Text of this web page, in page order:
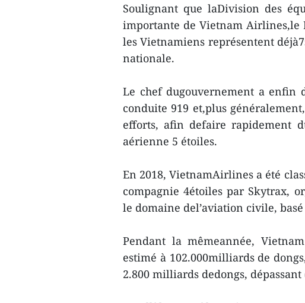
Soulignant que laDivision des
importante de Vietnam Airlines,le
les Vietnamiens représentent
nationale.
Le chef dugouvernement a enfin
conduite 919 et,plus
efforts, afin defaire rapidement
aérienne 5 étoiles.
En 2018, VietnamAirlines a été
compagnie 4étoiles par Skytrax,
le domaine del’aviation civile,
Pendant la mêmeannée,
estimé à 102.000milliards de
2.800 milliards dedongs,